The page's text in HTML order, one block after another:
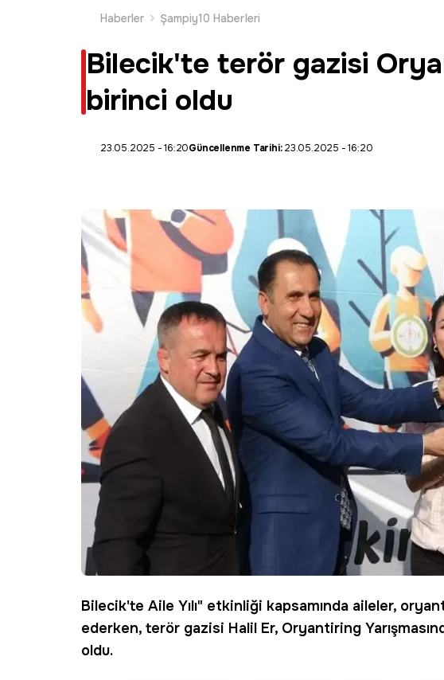
Haberler
Şampiy10 Haberleri
Bilecik'te terör gazisi
birinci oldu
23.05.2025 - 16:20Güncellenme Tarihi:23.05.2025 - 16:20
Bilecik'te Aile Yılı" etkinliği kapsamında aileler,
ederken, terör gazisi Halil Er, Oryantiring
oldu.